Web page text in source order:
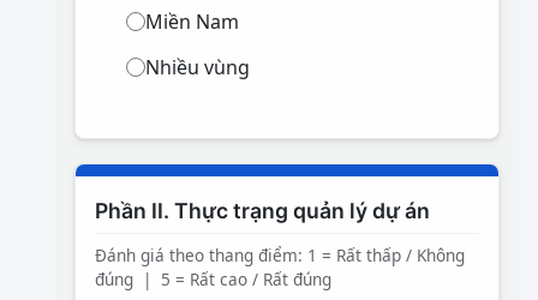
Miền Nam
Nhiều vùng
Phần II. Thực trạng quản lý dự án
Đánh giá theo thang điểm: 1 = Rất thấp / Không
đúng | 5 = Rất cao / Rất đúng